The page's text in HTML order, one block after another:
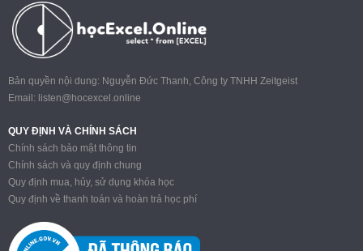
MOS
Power BI
Bản quyền nội dung: Nguyễn Đức Thanh, Công ty TNHH Zeitgeist
Email: listen@hocexcel.online
QUY ĐỊNH VÀ CHÍNH SÁCH
Chính sách bảo mật thông tin
Chính sách và quy định chung
Quy định mua, hủy, sử dụng khóa học
Quy định về thanh toán và hoàn trả học phí